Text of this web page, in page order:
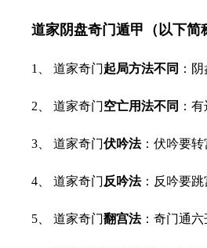
道家阴盘奇门遁甲（以下简
1、 道家奇门起局方法不同 ：
2、 道家奇门空亡用法不同 ：
3、 道家奇门伏吟法：伏吟要转
4、 道家奇门 反吟法：反吟要跳
5、 道家奇门翻宫法：奇门通六